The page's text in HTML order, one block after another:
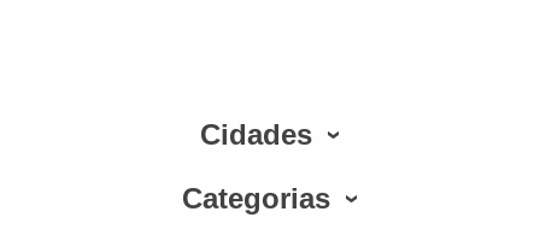
Cidades
Categorias